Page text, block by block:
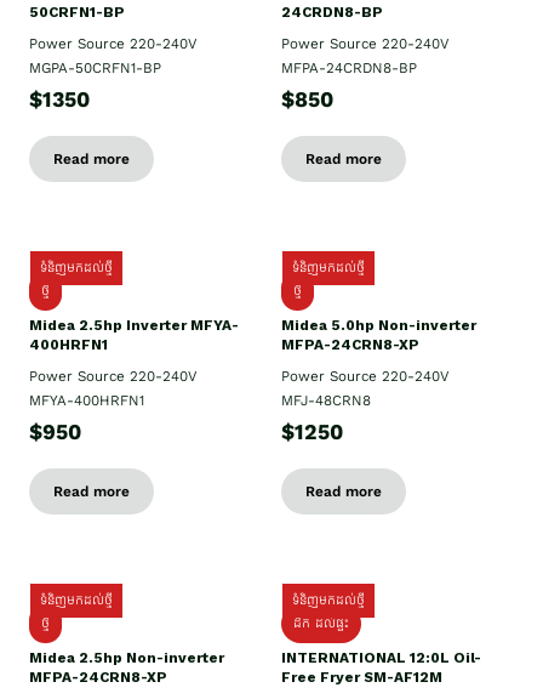
50CRFN1-BP
Power Source 220-240V
MGPA-50CRFN1-BP
$1350
Read more
24CRDN8-BP
Power Source 220-240V
MFPA-24CRDN8-BP
$850
Read more
ទំនិញមកដល់ថ្មី
ថ្មី
Midea 2.5hp Inverter MFYA-
400HRFN1
Power Source 220-240V
MFYA-400HRFN1
$950
Read more
ទំនិញមកដល់ថ្មី
ថ្មី
Midea 5.0hp Non-inverter
MFPA-24CRN8-XP
Power Source 220-240V
MFJ-48CRN8
$1250
Read more
ទំនិញមកដល់ថ្មី
ថ្មី
Midea 2.5hp Non-inverter
MFPA-24CRN8-XP
ទំនិញមកដល់ថ្មី
ដឹក​ ដល់ផ្ទះ
INTERNATIONAL 12:0L Oil-
Free Fryer SM-AF12M